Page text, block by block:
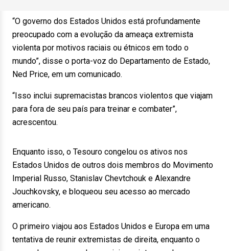
“O governo dos Estados Unidos está profundamente
preocupado com a evolução da ameaça extremista
violenta por motivos raciais ou étnicos em todo o
mundo”, disse o porta-voz do Departamento de Estado,
Ned Price, em um comunicado.
“Isso inclui supremacistas brancos violentos que viajam
para fora de seu país para treinar e combater”,
acrescentou.
Enquanto isso, o Tesouro congelou os ativos nos
Estados Unidos de outros dois membros do Movimento
Imperial Russo, Stanislav Chevtchouk e Alexandre
Jouchkovsky, e bloqueou seu acesso ao mercado
americano.
O primeiro viajou aos Estados Unidos e Europa em uma
tentativa de reunir extremistas de direita, enquanto o